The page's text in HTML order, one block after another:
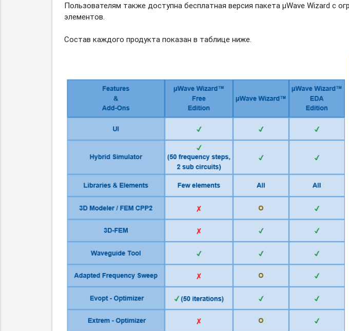
Пользователям также доступна бесплатная версия пакета μWave Wizard с
элементов.
Состав каждого продукта показан в таблице ниже.